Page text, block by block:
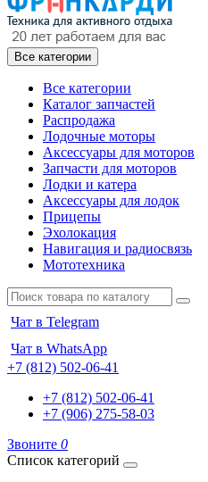
Все категории
Все категории
Каталог запчастей
Распродажа
Лодочные моторы
Аксессуары для моторов
Запчасти для моторов
Лодки и катера
Аксессуары для лодок
Прицепы
Эхолокация
Навигация и радиосвязь
Мототехника
Чат в Telegram
Чат в WhatsApp
+7 (812) 502-06-41
+7 (812) 502-06-41
+7 (906) 275-58-03
Звоните 0
Список категорий